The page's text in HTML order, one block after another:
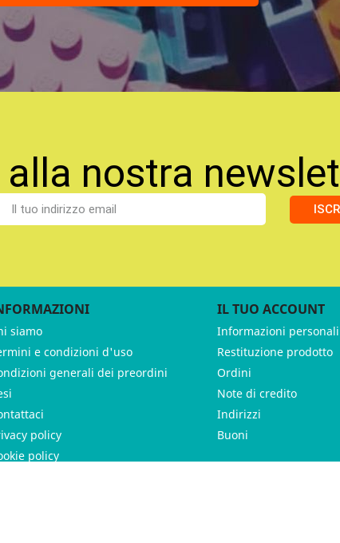
alla nostra
siamo
e condizioni d'uso
generali dei preordini
policy
policy
IL TUO ACCOUNT
Informazioni personali
Restituzione prodotto
Ordini
Note di credito
Indirizzi
Buoni